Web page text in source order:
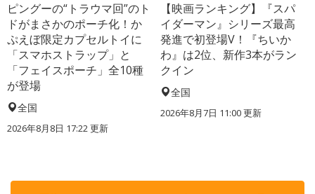
ピングーの“トラウマ回”のト
ドがまさかのポーチ化！か
ぷえぼ限定カプセルトイに
「スマホストラップ」と
「フェイスポーチ」全10種
が登場
全国
2026年8月8日 17:22更新
【映画ランキング】『スパ
イダーマン』シリーズ最高
発進で初登場V！『ちいか
わ』は2位、新作3本がラン
クイン
全国
2026年8月7日 11:00更新